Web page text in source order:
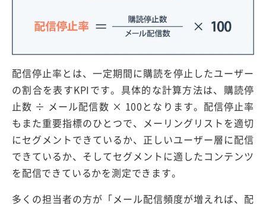
配信停止率とは、一定期間に購読を停止したユーザー
の割合を表すKPIです。具体的な計算方法は、購読停
止数 ÷ メール配信数 × 100となります。配信停止率
もまた重要指標のひとつで、メーリングリストを適切
にセグメントできているか、正しいユーザー層に配信
できているか、そしてセグメントに適したコンテンツ
を配信できているかを測定できます。
多くの担当者の方が「メール配信頻度が増えれば、配